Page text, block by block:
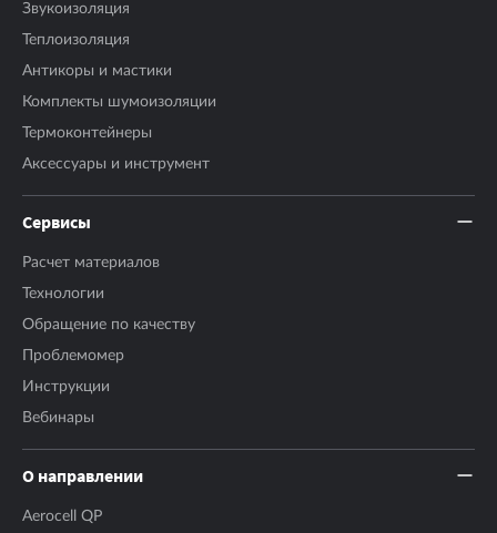
Звукоизоляция
Теплоизоляция
Антикоры и мастики
Комплекты шумоизоляции
Термоконтейнеры
Аксесcуары и инструмент
Сервисы
Расчет материалов
Технологии
Обращение по качеству
Проблемомер
Инструкции
Вебинары
О направлении
Aerocell QP